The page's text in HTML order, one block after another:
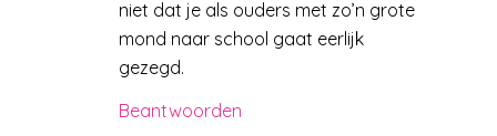
niet dat je als ouders met zo’n grote
mond naar school gaat eerlijk
gezegd.
Beantwoorden